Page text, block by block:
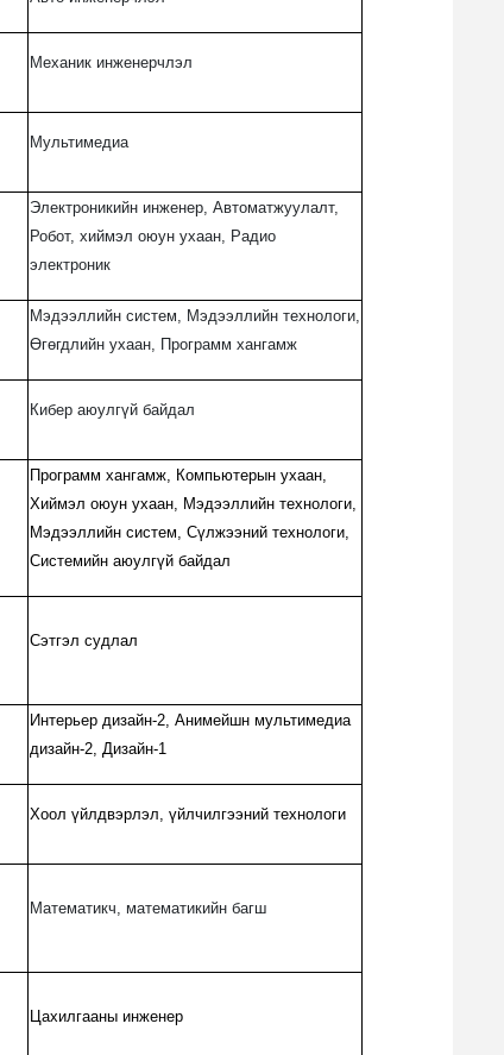
Механик инженерчлэл
Мультимедиа
Электроникийн инженер, Автоматжуулалт,
Робот, хиймэл оюун ухаан, Радио
электроник
Мэдээллийн систем, Мэдээллийн технологи,
Өгөгдлийн ухаан, Программ хангамж
Кибер аюулгүй байдал
Программ хангамж, Компьютерын ухаан,
Хиймэл оюун ухаан, Мэдээллийн технологи,
Мэдээллийн систем, Сүлжээний технологи,
Системийн аюулгүй байдал
Сэтгэл судлал
Интерьер дизайн-2, Анимейшн мультимедиа
дизайн-2, Дизайн-1
Хоол үйлдвэрлэл, үйлчилгээний технологи
Математикч, математикийн багш
Цахилгааны инженер